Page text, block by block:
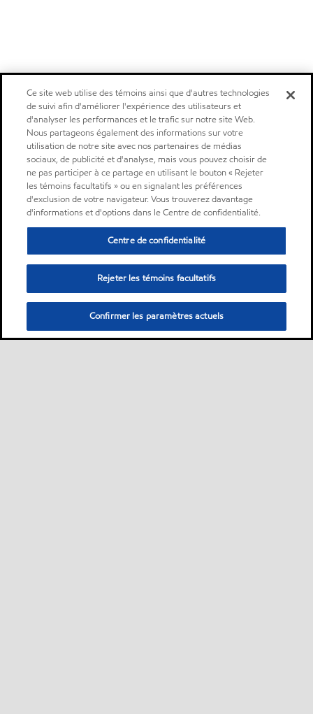
Ce site web utilise des témoins ainsi que d'autres technologies
de suivi afin d'améliorer l'expérience des utilisateurs et
d'analyser les performances et le trafic sur notre site Web.
Nous partageons également des informations sur votre
utilisation de notre site avec nos partenaires de médias
sociaux, de publicité et d'analyse, mais vous pouvez choisir de
ne pas participer à ce partage en utilisant le bouton « Rejeter
les témoins facultatifs » ou en signalant les préférences
d'exclusion de votre navigateur. Vous trouverez davantage
d'informations et d'options dans le Centre de confidentialité.
Centre de confidentialité
Rejeter les témoins facultatifs
Confirmer les paramètres actuels